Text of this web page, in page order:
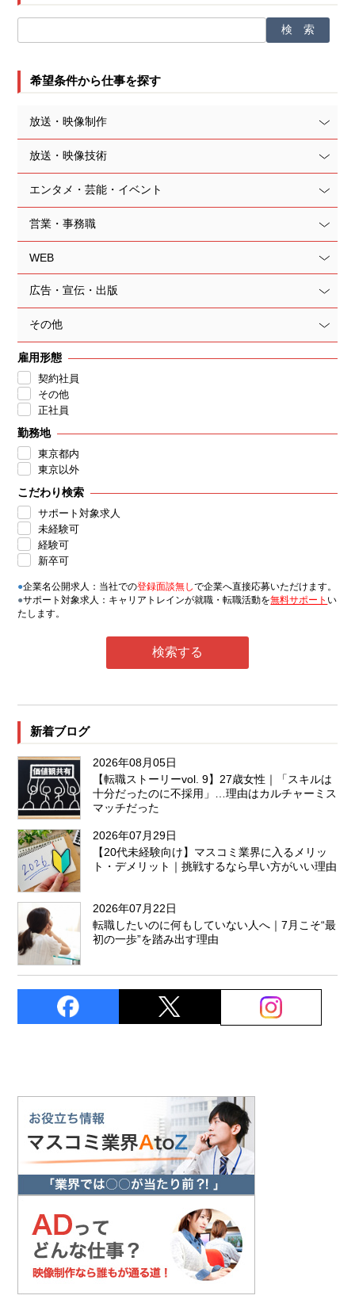
希望条件から仕事を探す
放送・映像制作
放送・映像技術
エンタメ・芸能・イベント
営業・事務職
WEB
広告・宣伝・出版
その他
雇用形態
契約社員
その他
正社員
勤務地
東京都内
東京以外
こだわり検索
サポート対象求人
未経験可
経験可
新卒可
●企業名公開求人：当社での登録面談無しで企業へ直接応募いただけます。
●サポート対象求人：キャリアトレインが就職・転職活動を無料サポート い
たします。
新着ブログ
2026年08月05日
【転職ストーリーvol. 9】27歳女性｜「スキルは
十分だったのに不採用」…理由はカルチャーミス
マッチだった
2026年07月29日
【20代未経験向け】マスコミ業界に入るメリッ
ト・デメリット｜挑戦するなら早い方がいい理由
2026年07月22日
転職したいのに何もしていない人へ｜7月こそ“最
初の一歩”を踏み出す理由